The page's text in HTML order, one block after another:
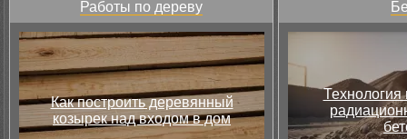
Работы по дереву
Как построить деревянный
козырек над входом в дом
Технология